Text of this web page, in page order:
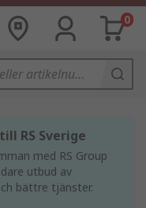
0
RS Sverige
med RS Group
utbud av
bättre tjänster.